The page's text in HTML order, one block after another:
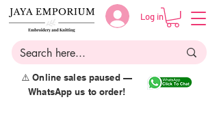
Log in
⚠️ Online sales paused —
WhatsApp us to order!